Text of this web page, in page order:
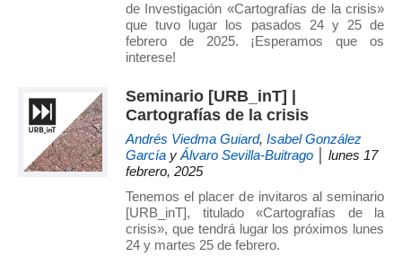
urbanos
del Grupo
Investigación
de Investigación «Cartografías de la crisis»
que tuvo lugar los pasados 24 y 25 de
febrero de 2025. ¡Esperamos que os
interese!
Seminario [URB_inT] |
Cartografías de la crisis
Andrés Viedma Guiard, Isabel González
García y Álvaro Sevilla-Buitrago │ lunes 17
febrero, 2025
Tenemos el placer de invitaros al seminario
[URB_inT], titulado «Cartografías de la
crisis», que tendrá lugar los próximos lunes
24 y martes 25 de febrero.